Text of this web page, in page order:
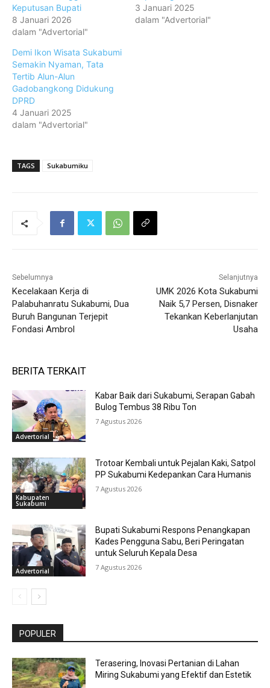
Keputusan Bupati
8 Januari 2026
dalam "Advertorial"
3 Januari 2025
dalam "Advertorial"
Demi Ikon Wisata Sukabumi
Semakin Nyaman, Tata
Tertib Alun-Alun
Gadobangkong Didukung
DPRD
4 Januari 2025
dalam "Advertorial"
TAGS Sukabumiku
Sebelumnya
Kecelakaan Kerja di
Palabuhanratu Sukabumi, Dua
Buruh Bangunan Terjepit
Fondasi Ambrol
Selanjutnya
UMK 2026 Kota Sukabumi
Naik 5,7 Persen, Disnaker
Tekankan Keberlanjutan
Usaha
BERITA TERKAIT
Advertorial
Kabar Baik dari Sukabumi, Serapan Gabah
Bulog Tembus 38 Ribu Ton
7 Agustus 2026
Kabupaten
Sukabumi
Trotoar Kembali untuk Pejalan Kaki, Satpol
PP Sukabumi Kedepankan Cara Humanis
7 Agustus 2026
Advertorial
Bupati Sukabumi Respons Penangkapan
Kades Pengguna Sabu, Beri Peringatan
untuk Seluruh Kepala Desa
7 Agustus 2026
POPULER
Terasering, Inovasi Pertanian di Lahan
Miring Sukabumi yang Efektif dan Estetik